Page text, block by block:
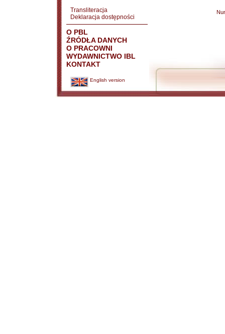
Transliteracja
Deklaracja dostępności
O PBL
ŹRÓDŁA DANYCH
O PRACOWNI
WYDAWNICTWO IBL
KONTAKT
English version